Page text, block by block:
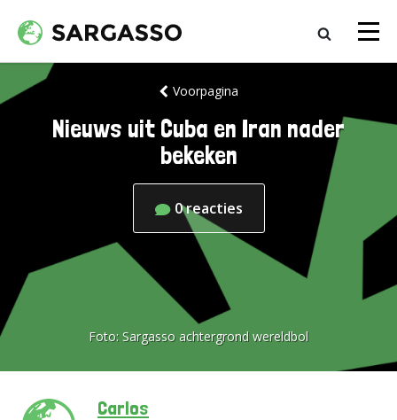
Voorpagina
Nieuws uit Cuba en Iran nader
bekeken
0reacties
Foto: Sargasso achtergrond wereldbol
Carlos